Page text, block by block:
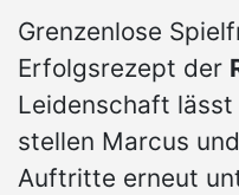
Grenzenlose
Erfolgsrezept der
Leidenschaft
stellen Marcus
Auftritte erneut